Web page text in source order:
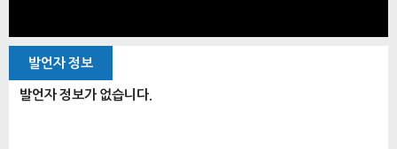
발언자 정보
발언자 정보가 없습니다.